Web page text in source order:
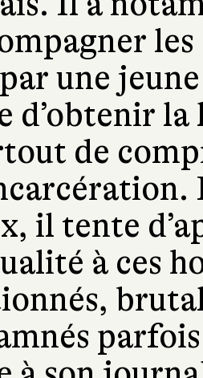
une
d’obtenir
de
il tente
à ces